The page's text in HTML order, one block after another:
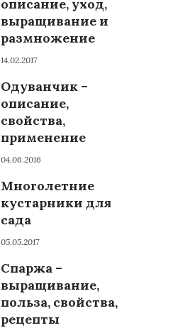
описание, уход,
выращивание и
размножение
14.02.2017
Одуванчик –
описание,
свойства,
применение
04.06.2016
Многолетние
кустарники для
сада
05.05.2017
Спаржа –
выращивание,
польза, свойства,
рецепты